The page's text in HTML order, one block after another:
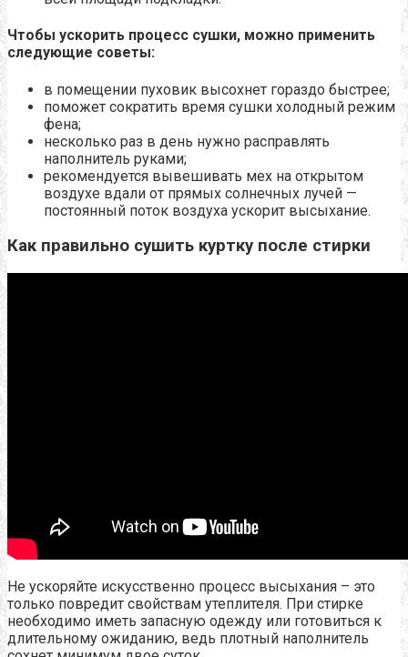
Чтобы ускорить процесс сушки, можно применить
следующие советы:
в помещении пуховик высохнет гораздо быстрее;
поможет сократить время сушки холодный режим
фена;
несколько раз в день нужно расправлять
наполнитель руками;
рекомендуется вывешивать мех на открытом
воздухе вдали от прямых солнечных лучей —
постоянный поток воздуха ускорит высыхание.
Как правильно сушить куртку после стирки
Не ускоряйте искусственно процесс высыхания – это
только повредит свойствам утеплителя. При стирке
необходимо иметь запасную одежду или готовиться к
длительному ожиданию, ведь плотный наполнитель